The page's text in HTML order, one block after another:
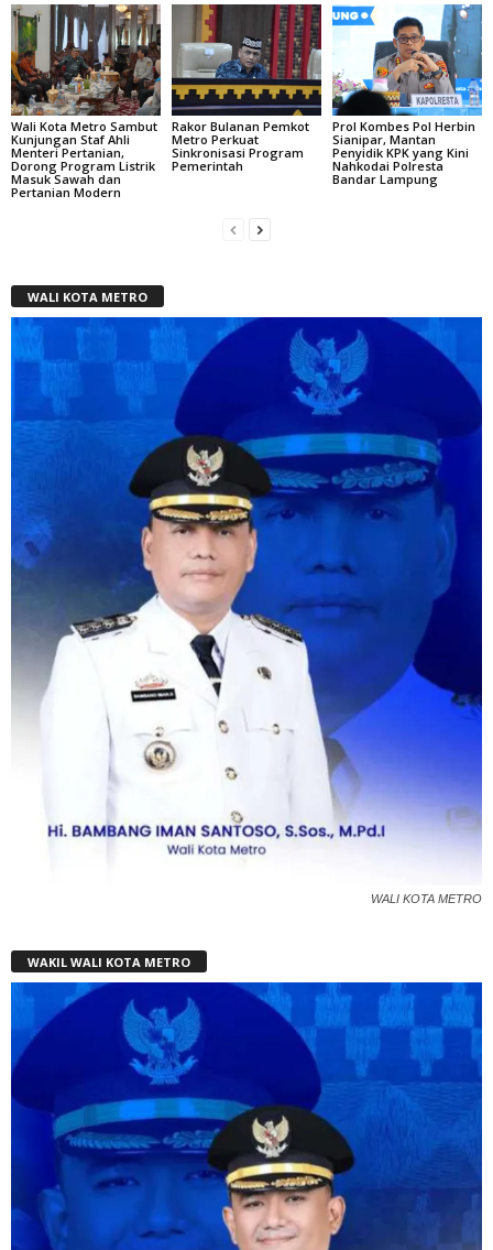
Wali Kota Metro Sambut
Kunjungan Staf Ahli
Menteri Pertanian,
Dorong Program Listrik
Masuk Sawah dan
Pertanian Modern
Rakor Bulanan Pemkot
Metro Perkuat
Sinkronisasi Program
Pemerintah
Profil Kombes Pol Herbin
Sianipar, Mantan
Penyidik KPK yang Kini
Nahkodai Polresta
Bandar Lampung
WALI KOTA METRO
WALI KOTA METRO
WAKIL WALI KOTA METRO